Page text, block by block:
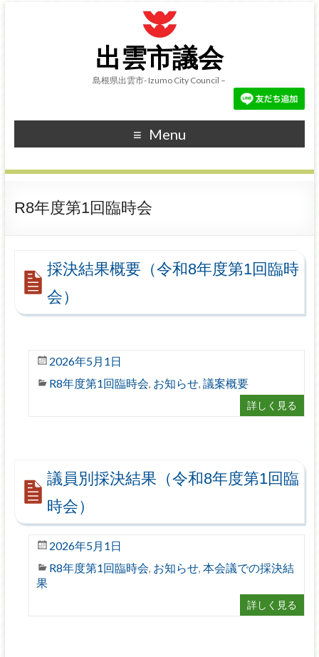
出雲市議会
島根県出雲市- Izumo City Council –
Menu
R8年度第1回臨時会
採決結果概要（令和8年度第1回臨時
会）
2026年5月1日
R8年度第1回臨時会, お知らせ, 議案概要
詳しく見る
議員別採決結果（令和8年度第1回臨
時会）
2026年5月1日
R8年度第1回臨時会, お知らせ, 本会議での採決結
果
詳しく見る